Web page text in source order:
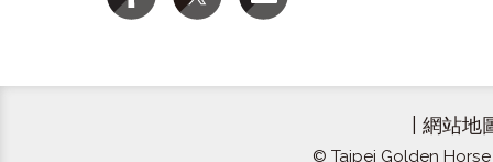
網站地
© Taipei Golden